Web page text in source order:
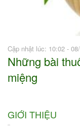
Cập nhật lúc: 10:02 -
Những bài
miệng
GIỚI THIỆU